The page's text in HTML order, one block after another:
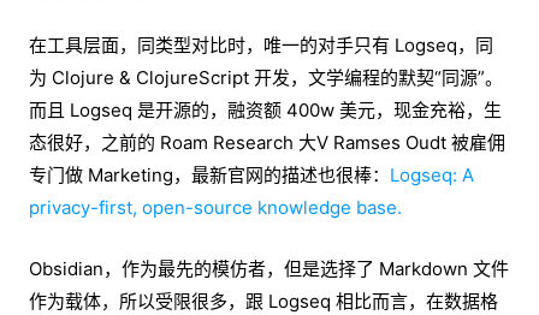
在工具层面，同类型对比时，唯一的对手只有 Logseq，同
为 Clojure & ClojureScript 开发，文学编程的默契“同源”。
而且 Logseq 是开源的，融资额 400w 美元，现金充裕，生
态很好，之前的 Roam Research 大V Ramses Oudt 被雇佣
专门做 Marketing，最新官网的描述也很棒： Logseq: A
privacy-first, open-source knowledge base.
Obsidian，作为最先的模仿者，但是选择了 Markdown 文件
作为载体，所以受限很多，跟 Logseq 相比而言，在数据格